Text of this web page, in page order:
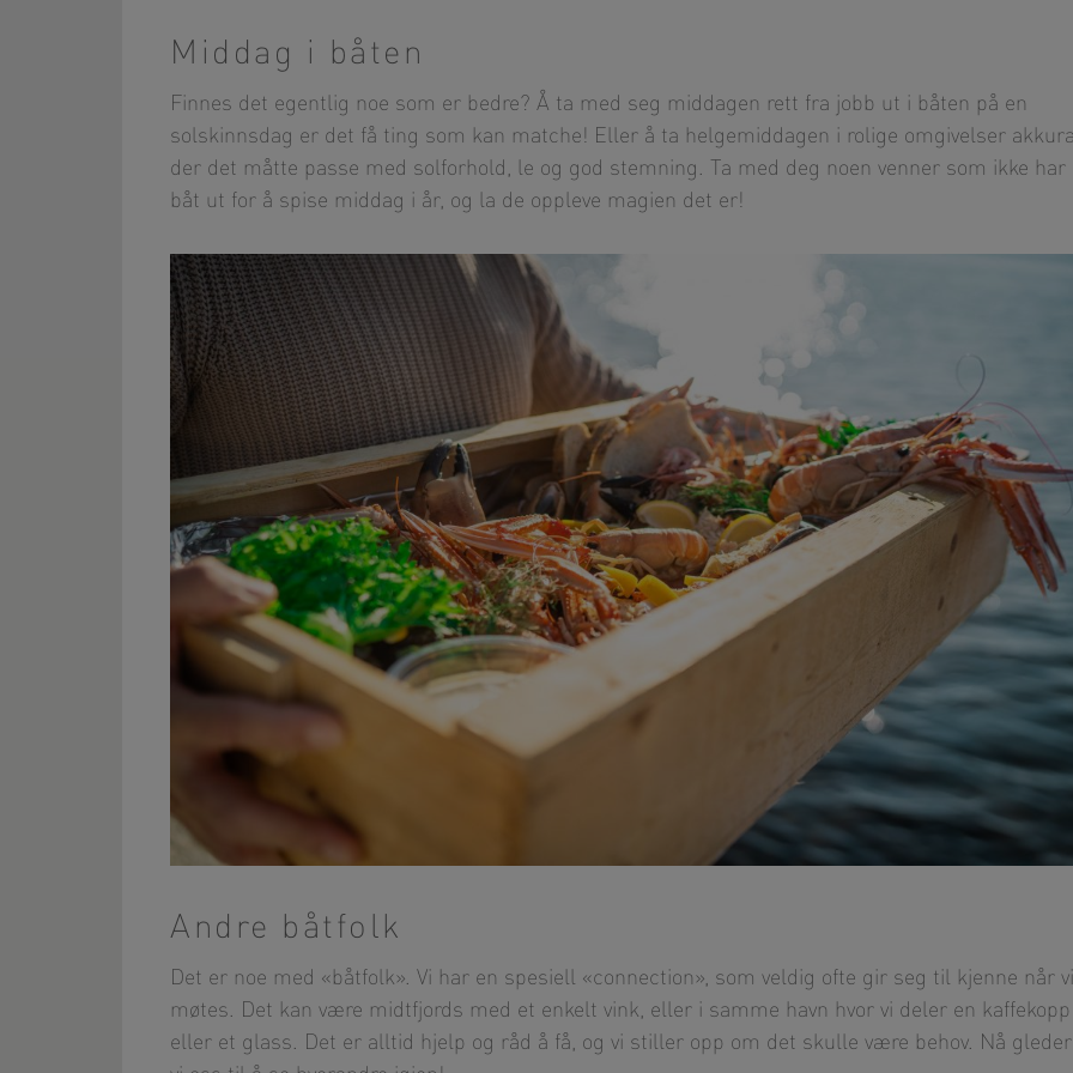
Middag i båten
Finnes det egentlig noe som er bedre? Å ta med seg middagen rett fra jobb ut i båten på en
solskinnsdag er det få ting som kan matche! Eller å ta helgemiddagen i rolige omgivelser
der det måtte passe med solforhold, le og god stemning. Ta med deg noen venner som ikke har
båt ut for å spise middag i år, og la de oppleve magien det er!
Andre båtfolk
Det er noe med «båtfolk». Vi har en spesiell «connection», som veldig ofte gir seg til kjenne når vi
møtes. Det kan være midtfjords med et enkelt vink, eller i samme havn hvor vi deler en kaffekopp
eller et glass. Det er alltid hjelp og råd å få, og vi stiller opp om det skulle være behov. Nå gleder